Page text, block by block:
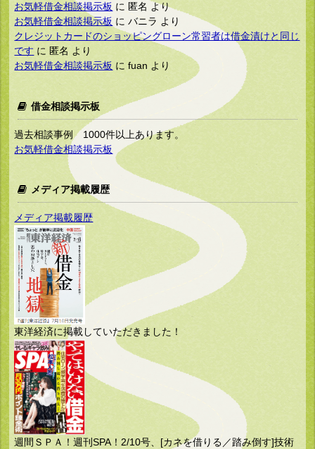
お気軽借金相談掲示板 に 匿名 より
お気軽借金相談掲示板 にバニラ より
クレジットカードのショッピングローン常習者は借金漬けと同じ
です に 匿名 より
お気軽借金相談掲示板 にfuan より
借金相談掲示板
過去相談事例 1000件以上あります。
お気軽借金相談掲示板
メディア掲載履歴
メディア掲載履歴
東洋経済に掲載していただきました！
週間ＳＰＡ！週刊SPA！2/10号、[カネを借りる／踏み倒す]技術